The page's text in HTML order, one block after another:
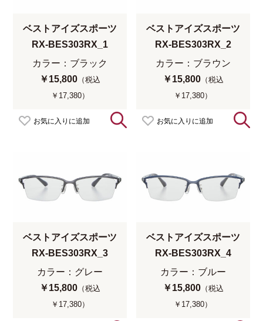
お気に入りに追加
ベストアイズスポーツ
RX-BES303RX_1
カラー：ブラック
￥15,800 （税込
￥17,380）
お気に入りに追加
ベストアイズスポーツ
RX-BES303RX_2
カラー：ブラウン
￥15,800（税込
￥17,380）
ベストアイズスポーツ
RX-BES303RX_3
カラー：グレー
￥15,800 （税込
￥17,380）
ベストアイズスポーツ
RX-BES303RX_4
カラー：ブルー
￥15,800（税込
￥17,380）